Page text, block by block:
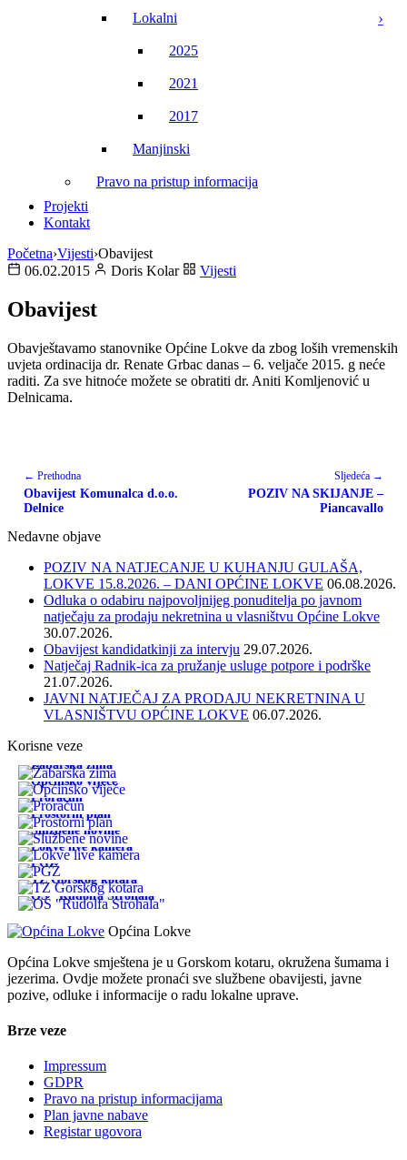
Lokalni
2025
2021
2017
Manjinski
Pravo na pristup informacija
Projekti
Kontakt
Početna›Vijesti›Obavijest
06.02.2015
Doris Kolar Vijesti
Obavijest
Obavještavamo stanovnike Općine Lokve da zbog loših vremenskih
uvjeta ordinacija dr. Renate Grbac danas – 6. veljače 2015. g neće
raditi. Za sve hitnoće možete se obratiti dr. Aniti Komljenović u
Delnicama.
← Prethodna
Obavijest Komunalca d.o.o.
Delnice
Sljedeća →
POZIV NA SKIJANJE –
Piancavallo
Nedavne objave
POZIV NA NATJECANJE U KUHANJU GULAŠA,
LOKVE 15.8.2026. – DANI OPĆINE LOKVE 06.08.2026.
Odluka o odabiru najpovoljnijeg ponuditelja po javnom
natječaju za prodaju nekretnina u vlasništvu Općine Lokve
30.07.2026.
Obavijest kandidatkinji za intervju 29.07.2026.
Natječaj Radnik-ica za pružanje usluge potpore i podrške
21.07.2026.
JAVNI NATJEČAJ ZA PRODAJU NEKRETNINA U
VLASNIŠTVU OPĆINE LOKVE 06.07.2026.
Korisne veze
Žabarska zima
Općinsko vijeće
Proračun
Prostorni plan
Službene novine
Lokve live kamera
PGŽ
TZ Gorskog kotara
OŠ "Rudolfa Strohala"
Općina Lokve
Općina Lokve smještena je u Gorskom kotaru, okružena šumama i
jezerima. Ovdje možete pronaći sve službene obavijesti, javne
pozive, odluke i informacije o radu lokalne uprave.
Brze veze
Impressum
GDPR
Pravo na pristup informacijama
Plan javne nabave
Registar ugovora